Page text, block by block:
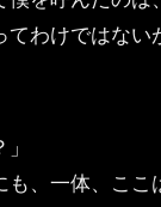
てわけではない
、一体、ここ